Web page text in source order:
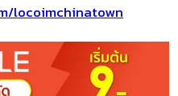
locoimchinatown